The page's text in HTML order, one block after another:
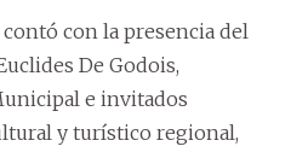
con la presencia del
De Godois,
e invitados
y turístico regional,